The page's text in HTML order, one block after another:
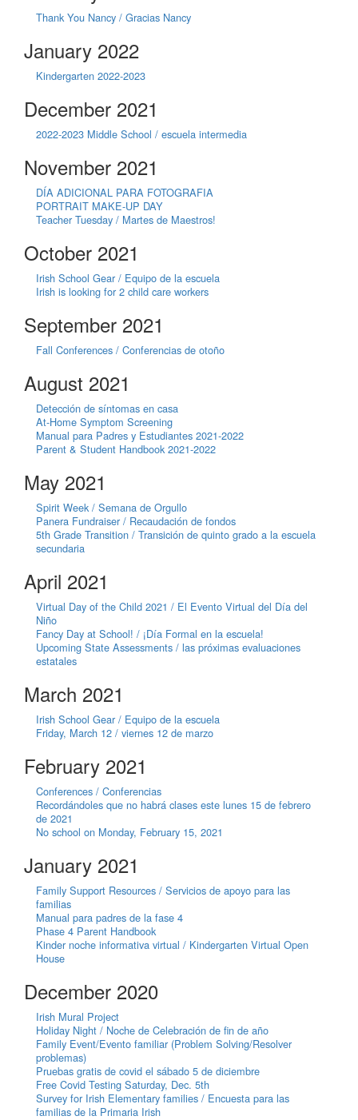
Thank You Nancy / Gracias Nancy
January 2022
Kindergarten 2022-2023
December 2021
2022-2023 Middle School / escuela intermedia
November 2021
DÍA ADICIONAL PARA FOTOGRAFIA
PORTRAIT MAKE-UP DAY
Teacher Tuesday / Martes de Maestros!
October 2021
Irish School Gear / Equipo de la escuela
Irish is looking for 2 child care workers
September 2021
Fall Conferences / Conferencias de otoño
August 2021
Detección de síntomas en casa
At-Home Symptom Screening
Manual para Padres y Estudiantes 2021-2022
Parent & Student Handbook 2021-2022
May 2021
Spirit Week / Semana de Orgullo
Panera Fundraiser / Recaudación de fondos
5th Grade Transition / Transición de quinto grado a la escuela
secundaria
April 2021
Virtual Day of the Child 2021 / El Evento Virtual del Día del
Niño
Fancy Day at School! / ¡Día Formal en la escuela!
Upcoming State Assessments / las próximas evaluaciones
estatales
March 2021
Irish School Gear / Equipo de la escuela
Friday, March 12 / viernes 12 de marzo
February 2021
Conferences / Conferencias
Recordándoles que no habrá clases este lunes 15 de febrero
de 2021
No school on Monday, February 15, 2021
January 2021
Family Support Resources / Servicios de apoyo para las
familias
Manual para padres de la fase 4
Phase 4 Parent Handbook
Kinder noche informativa virtual / Kindergarten Virtual Open
House
December 2020
Irish Mural Project
Holiday Night / Noche de Celebración de fin de año
Family Event/Evento familiar (Problem Solving/Resolver
problemas)
Pruebas gratis de covid el sábado 5 de diciembre
Free Covid Testing Saturday, Dec. 5th
Survey for Irish Elementary families / Encuesta para las
familias de la Primaria Irish